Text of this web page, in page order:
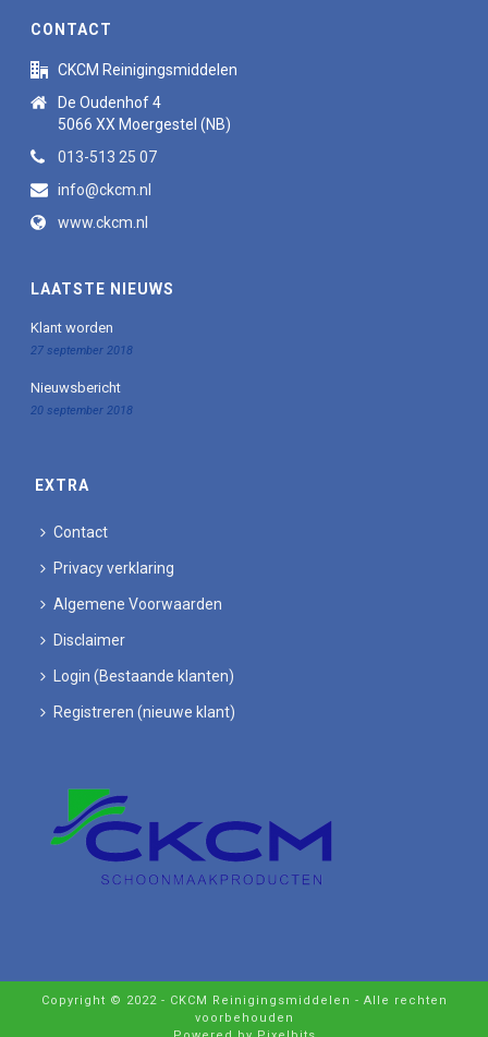
CONTACT
CKCM Reinigingsmiddelen
De Oudenhof 4
5066 XX Moergestel (NB)
013-513 25 07
info@ckcm.nl
www.ckcm.nl
LAATSTE NIEUWS
Klant worden
27 september 2018
Nieuwsbericht
20 september 2018
EXTRA
Contact
Privacy verklaring
Algemene Voorwaarden
Disclaimer
Login (Bestaande klanten)
Registreren (nieuwe klant)
Copyright © 2022 - CKCM Reinigingsmiddelen - Alle rechten
voorbehouden